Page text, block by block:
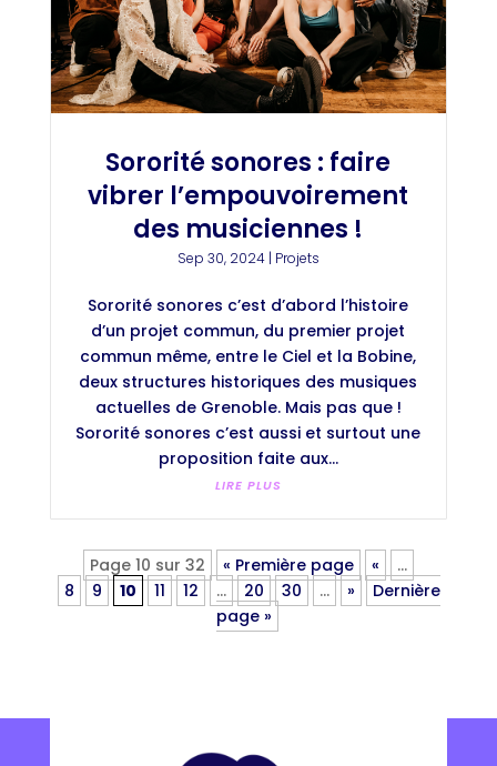
Sororité sonores : faire
vibrer l’empouvoirement
des musiciennes !
Sep 30, 2024| Projets
Sororité sonores c’est d’abord l’histoire
d’un projet commun, du premier projet
commun même, entre le Ciel et la Bobine,
deux structures historiques des musiques
actuelles de Grenoble. Mais pas que !
Sororité sonores c’est aussi et surtout une
proposition faite aux...
LIRE PLUS
Page 10 sur 32 « Première page «
…
8
9 10 11 12 … 20 30 … »
Dernière
page »